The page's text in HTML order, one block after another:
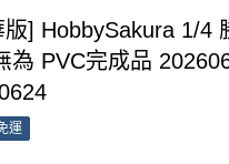
] HobbySakura 1/4
為 PVC完成品
運